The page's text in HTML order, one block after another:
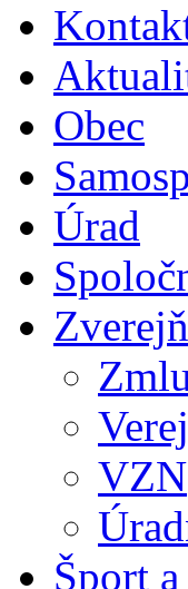
Obec
Úrad
VZN
Šport